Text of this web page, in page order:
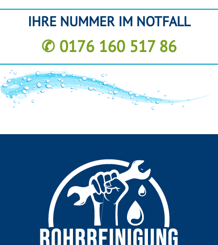
IHRE NUMMER IM NOTFALL
✆ 0176 160 517 86